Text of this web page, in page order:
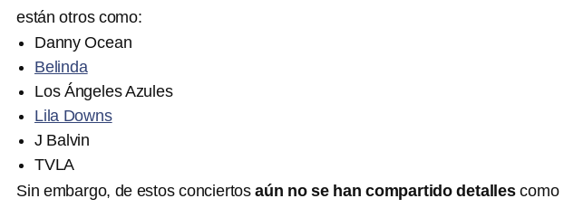
están otros como:
Danny Ocean
Belinda
Los Ángeles Azules
Lila Downs
J Balvin
TVLA
Sin embargo, de estos conciertosaún no se han compartido detallescomo